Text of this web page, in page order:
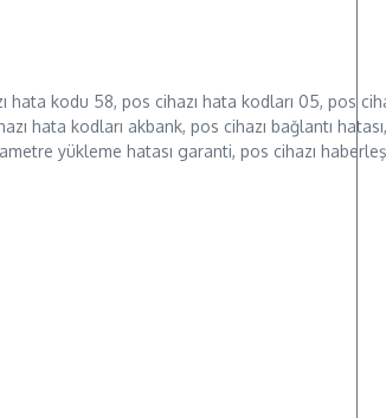
hata kodu 58, pos cihazı hata kodları 05, pos
hata kodları akbank, pos cihazı bağlantı
yükleme hatası garanti, pos cihazı